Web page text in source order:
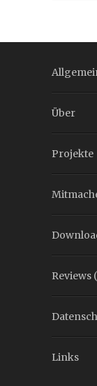
Über
Projekte
Reviews
Links